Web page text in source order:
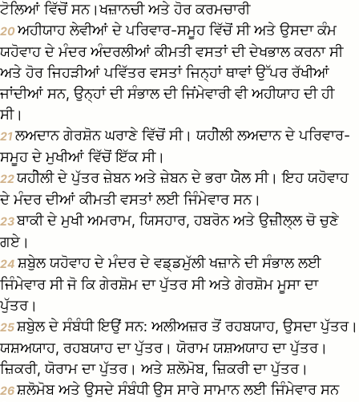
ਟੋਲਿਆਂ ਵਿੱਚੋਂ ਸਨ।ਖਜ਼ਾਨਚੀ ਅਤੇ ਹੋਰ ਕਰਮਚਾਰੀ
20ਅਹੀਯਾਹ ਲੇਵੀਆਂ ਦੇ ਪਰਿਵਾਰ-ਸਮੂਹ ਵਿੱਚੋਂ ਸੀ ਅਤੇ ਉਸਦਾ ਕੰਮ
ਯਹੋਵਾਹ ਦੇ ਮੰਦਰ ਅੰਦਰਲੀਆਂ ਕੀਮਤੀ ਵਸਤਾਂ ਦੀ ਦੇਖਭਾਲ ਕਰਨਾ ਸੀ
ਅਤੇ ਹੋਰ ਜਿਹੜੀਆਂ ਪਵਿੱਤਰ ਵਸਤਾਂ ਜਿਨ੍ਹਾਂ ਥਾਵਾਂ ਉੱਪਰ ਰੱਖੀਆਂ
ਜਾਂਦੀਆਂ ਸਨ, ਉਨ੍ਹਾਂ ਦੀ ਸੰਭਾਲ ਦੀ ਜਿਂਮੇਵਾਰੀ ਵੀ ਅਹੀਯਾਹ ਦੀ ਹੀ
ਸੀ।
21ਲਅਦਾਨ ਗੇਰਸ਼ੋਨ ਘਰਾਣੇ ਵਿੱਚੋਂ ਸੀ। ਯਹੀੇਲੀ ਲਅਦਾਨ ਦੇ ਪਰਿਵਾਰ-
ਸਮੂਹ ਦੇ ਮੁਖੀਆਂ ਵਿੱਚੋਂ ਇੱਕ ਸੀ।
22ਯਹੀੇਲੀ ਦੇ ਪੁੱਤਰ ਜ਼ੇਬਨ ਅਤੇ ਜ਼ੇਬਨ ਦੇ ਭਰਾ ਯੋੇਲ ਸੀ। ਇਹ ਯਹੋਵਾਹ
ਦੇ ਮੰਦਰ ਦੀਆਂ ਕੀਮਤੀ ਵਸਤਾਂ ਲਈ ਜਿੰਮੇਵਾਰ ਸਨ।
23ਬਾਕੀ ਦੇ ਮੁਖੀ ਅਮਰਾਮ, ਯਿਸਹਾਰ, ਹਬਰੋਨ ਅਤੇ ਉਜ਼ੀੇਲ੍ਲ ਚੋ ਚੁਣੇ
ਗਏ।
24 ਸ਼ਬੁੇਲ ਯਹੋਵਾਹ ਦੇ ਮੰਦਰ ਦੇ ਵਡ੍ਡਮੁੱਲੀ ਖਜ਼ਾਨੇ ਦੀ ਸੰਭਾਲ ਲਈ
ਜਿੰਮੇਵਾਰ ਸੀ ਜੋ ਕਿ ਗੇਰਸ਼ੋਮ ਦਾ ਪੁੱਤਰ ਸੀ ਅਤੇ ਗੇਰਸ਼ੋਮ ਮੂਸਾ ਦਾ
ਪੁੱਤਰ।
25ਸ਼ਬੁੇਲ ਦੇ ਸੰਬੰਧੀ ਇਉਂ ਸਨ: ਅਲੀਅਜ਼ਰ ਤੋਂ ਰਹਬਯਾਹ, ਉਸਦਾ ਪੁੱਤਰ।
ਯਸ਼ਅਯਾਹ, ਰਹਬਯਾਹ ਦਾ ਪੁੱਤਰ। ਯੋਰਾਮ ਯਸ਼ਅਯਾਹ ਦਾ ਪੁੱਤਰ।
ਜ਼ਿਕਰੀ, ਯੋਰਾਮ ਦਾ ਪੁੱਤਰ। ਅਤੇ ਸ਼ਲੋਮੋਬ, ਜ਼ਿਕਰੀ ਦਾ ਪੁੱਤਰ।
26ਸ਼ਲੋਮੋਬ ਅਤੇ ਉਸਦੇ ਸੰਬੰਧੀ ਉਸ ਸਾਰੇ ਸਾਮਾਨ ਲਈ ਜਿੰਮੇਵਾਰ ਸਨ